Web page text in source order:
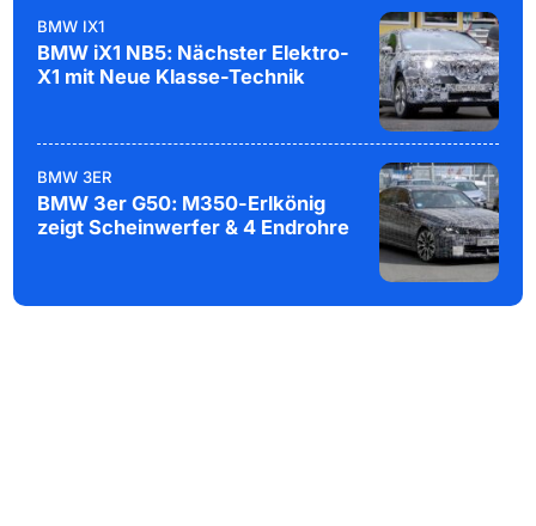
BMW IX1
BMW iX1 NB5: Nächster Elektro-
X1 mit Neue Klasse-Technik
BMW 3ER
BMW 3er G50: M350-Erlkönig
zeigt Scheinwerfer & 4 Endrohre